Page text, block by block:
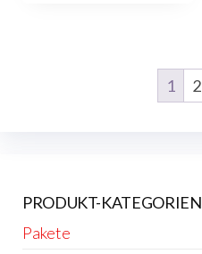
1 2
PRODUKT-KATEGORIEN
Pakete